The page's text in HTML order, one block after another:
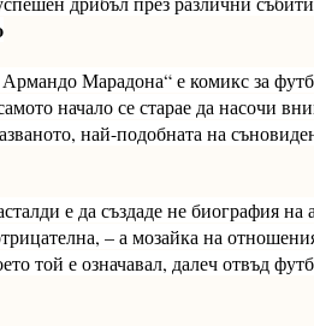
Марадона“ е комикс за
начало се старае да насочи
най-подобната на
е да създаде не биография
– а мозайка на
той е означавал, далеч отвъд